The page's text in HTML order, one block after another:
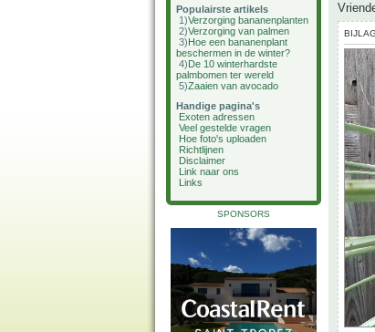
Populairste artikels
1)Verzorging bananenplanten
2)Verzorging van palmen
3)Hoe een bananenplant
beschermen in de winter?
4)De 10 winterhardste
palmbomen ter wereld
5)Zaaien van avocado
Handige pagina's
Exoten adressen
Veel gestelde vragen
Hoe foto's uploaden
Richtlijnen
Disclaimer
Link naar ons
Links
SPONSORS